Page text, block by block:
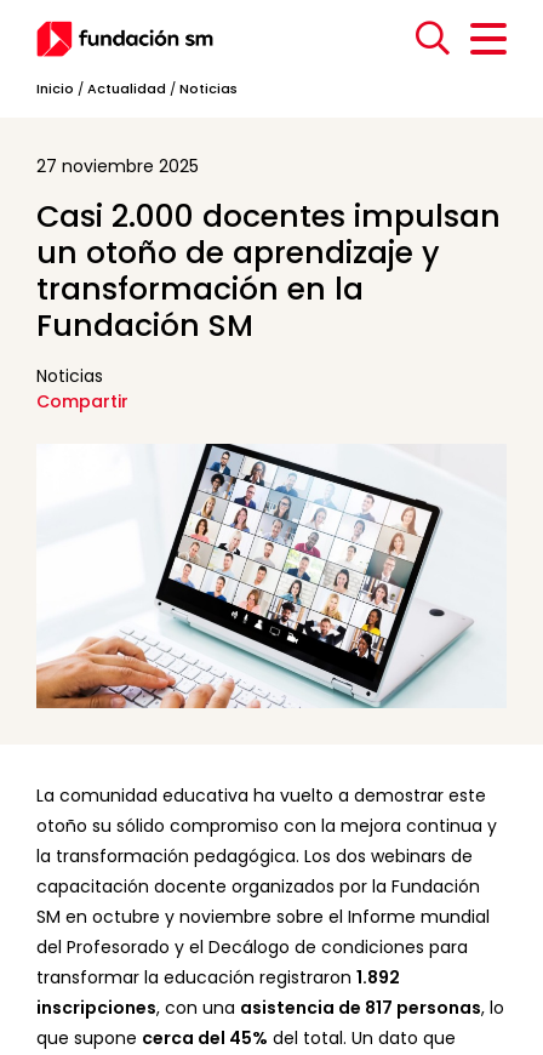
Inicio /Actualidad /Noticias
27 noviembre 2025
Casi 2.000 docentes impulsan
un otoño de aprendizaje y
transformación en la
Fundación SM
Noticias
Compartir
La comunidad educativa ha vuelto a demostrar este
otoño su sólido compromiso con la mejora continua y
la transformación pedagógica. Los dos webinars de
capacitación docente organizados por la Fundación
SM en octubre y noviembre sobre el Informe mundial
del Profesorado y el Decálogo de condiciones para
transformar la educación registraron 1.892
inscripciones, con una asistencia de 817 personas, lo
que supone cerca del 45% del total. Un dato que